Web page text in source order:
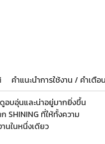
อบอุ่นและน่าอยู่มากยิ่งขึ้น
SHINING ที่ให้ทั้งความ
นในหนึ่งเดียว